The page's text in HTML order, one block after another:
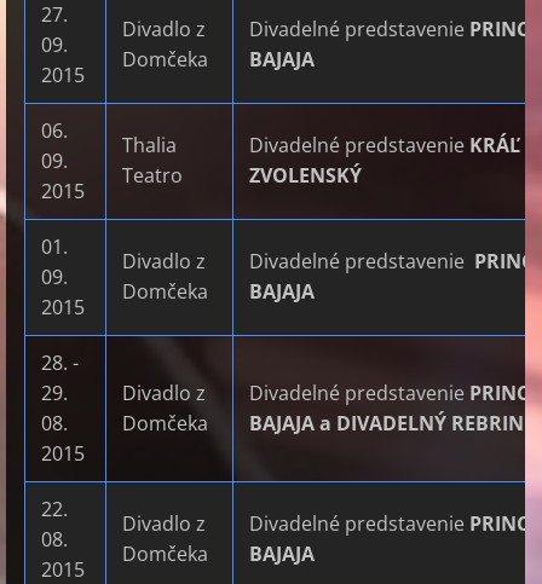
27.
09.
2015
Divadlo z
Domčeka
Divadelné predstavenie PRINC
BAJAJA
06.
09.
2015
Thalia
Teatro
Divadelné predstavenie KRÁĽ
ZVOLENSKÝ
01.
09.
2015
Divadlo z
Domčeka
Divadelné predstavenie PRINC
BAJAJA
28. -
29.
08.
2015
Divadlo z
Domčeka
Divadelné predstavenie PRINC
BAJAJA a DIVADELNÝ
22.
08.
2015
Divadlo z
Domčeka
Divadelné predstavenie PRINC
BAJAJA